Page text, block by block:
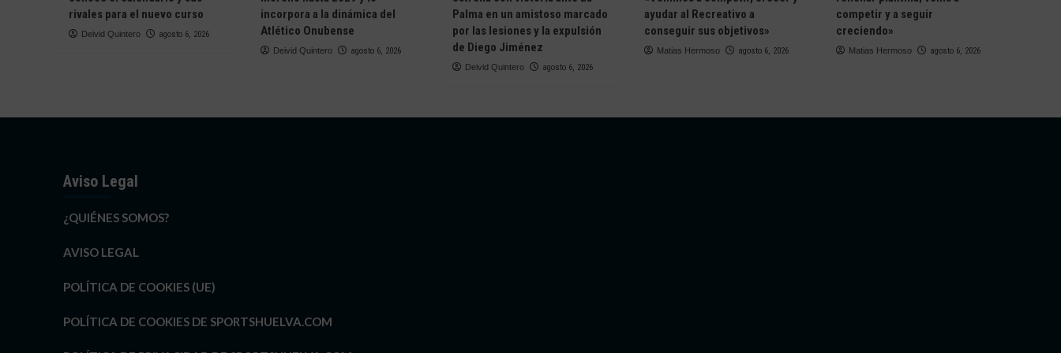
TEMPORADA»
rivales para el nuevo curso
Deivid Quintero agosto 6, 2026
incorpora a la dinámica del
Atlético Onubense
Deivid Quintero agosto 6, 2026
Palma en un amistoso marcado
por las lesiones y la expulsión
de Diego Jiménez
Deivid Quintero agosto 6, 2026
ayudar al Recreativo a
conseguir sus objetivos»
Matias Hermoso agosto 6, 2026
competir y a seguir
creciendo»
Matias Hermoso agosto 6, 2026
Aviso Legal
¿QUIÉNES SOMOS?
AVISO LEGAL
POLÍTICA DE COOKIES (UE)
POLÍTICA DE COOKIES DE SPORTSHUELVA.COM